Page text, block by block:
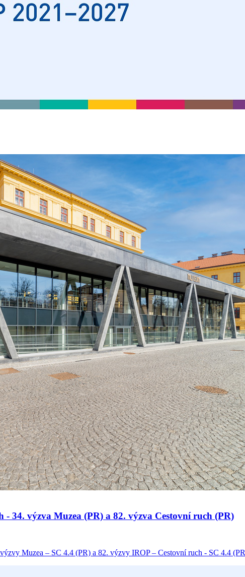
34. výzva Muzea (PR) a 82. výzva Cestovní ruch (PR)
Muzea – SC 4.4 (PR) a 82. výzvy IROP – Cestovní ruch - SC 4.4